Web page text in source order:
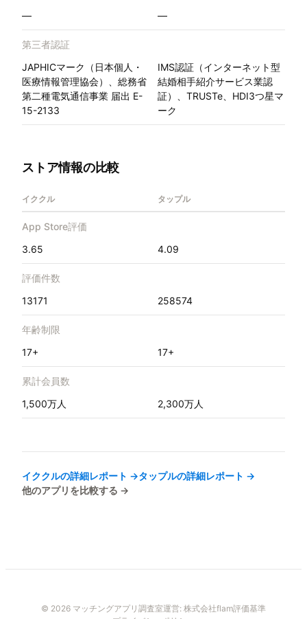
—
—
第三者認証
JAPHICマーク（日本個人・
医療情報管理協会）、総務省
第二種電気通信事業 届出 E-
15-2133
IMS認証（インターネット型
結婚相手紹介サービス業認
証）、TRUSTe、HDI3つ星マ
ーク
ストア情報の比較
イククル タップル
App Store評価
3.65
4.09
評価件数
13171
258574
年齢制限
17+
17+
累計会員数
1,500万人
2,300万人
イククルの詳細レポート →タップルの詳細レポート →
他のアプリを比較する →
© 2026 マッチングアプリ調査室運営: 株式会社flam評価基準